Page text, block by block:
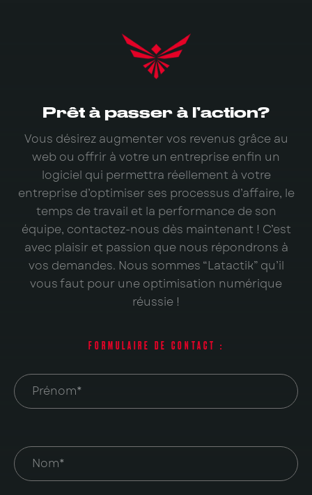
Prêt à passer à l’action?
Vous désirez augmenter vos revenus grâce au
web ou offrir à votre un entreprise enfin un
logiciel qui permettra réellement à votre
entreprise d’optimiser ses processus d’affaire, le
temps de travail et la performance de son
équipe, contactez-nous dès maintenant ! C’est
avec plaisir et passion que nous répondrons à
vos demandes. Nous sommes “Latactik” qu’il
vous faut pour une optimisation numérique
réussie !
FORMULAIRE DE CONTACT :